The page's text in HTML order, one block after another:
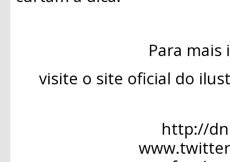
Para
visite o site oficial do
http://